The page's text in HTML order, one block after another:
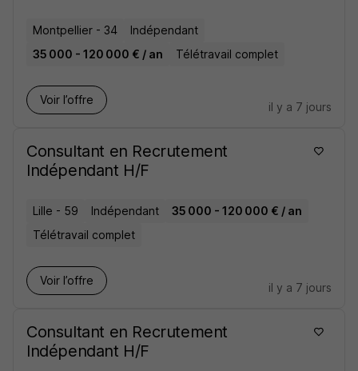
Montpellier - 34
Indépendant
35 000 - 120 000 € / an
Télétravail complet
Voir l’offre
il y a 7 jours
Consultant en Recrutement
Indépendant H/F
Lille - 59 Indépendant
35 000 - 120 000 € / an
Télétravail complet
Voir l’offre
il y a 7 jours
Consultant en Recrutement
Indépendant H/F